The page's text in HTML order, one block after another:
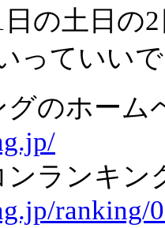
の土日の
っていい
のホーム
ランキン
ranking/